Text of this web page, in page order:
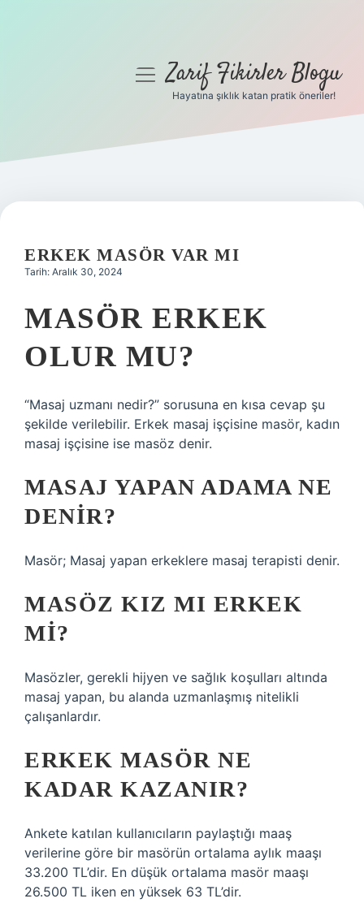
Gizlilik Politikası
Yasal Uyarı
menüyüZarif Fikirler Blogu
Hayatına şıklık katan pratik öneriler!
ERKEK MASÖR VAR MI
Tarih: Aralık 30, 2024
MASÖR ERKEK
OLUR MU?
“Masaj uzmanı nedir?” sorusuna en kısa cevap şu
şekilde verilebilir. Erkek masaj işçisine masör, kadın
masaj işçisine ise masöz denir.
MASAJ YAPAN ADAMA NE
DENIR?
Masör; Masaj yapan erkeklere masaj terapisti denir.
MASÖZ KIZ MI ERKEK
MI?
Masözler, gerekli hijyen ve sağlık koşulları altında
masaj yapan, bu alanda uzmanlaşmış nitelikli
çalışanlardır.
ERKEK MASÖR NE
KADAR KAZANIR?
Ankete katılan kullanıcıların paylaştığı maaş
verilerine göre bir masörün ortalama aylık maaşı
33.200 TL’dir. En düşük ortalama masör maaşı
26.500 TL iken en yüksek 63 TL’dir.